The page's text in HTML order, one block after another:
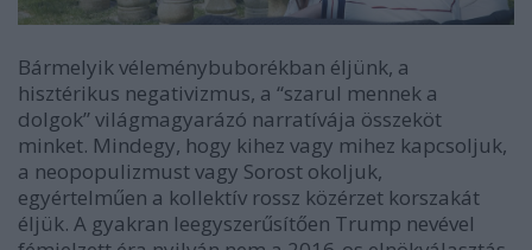
Bármelyik véleménybuborékban éljünk, a
hisztérikus negativizmus, a “szarul mennek a
dolgok” világmagyarázó narratívája összeköt
minket. Mindegy, hogy kihez vagy mihez kapcsoljuk,
a neopopulizmust vagy Sorost okoljuk,
egyértelműen a kollektív rossz közérzet korszakát
éljük. A gyakran leegyszerűsítően Trump nevével